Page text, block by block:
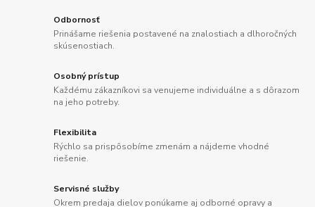
Odbornosť
Prinášame riešenia postavené na znalostiach a dlhoročných
skúsenostiach.
Osobný prístup
Každému zákazníkovi sa venujeme individuálne a s dôrazom
na jeho potreby.
Flexibilita
Rýchlo sa prispôsobíme zmenám a nájdeme vhodné
riešenie.
Servisné služby
Okrem predaja dielov ponúkame aj odborné opravy a